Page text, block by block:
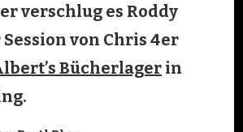
verschlug es Roddy
von Chris 4er
Bücherlager in